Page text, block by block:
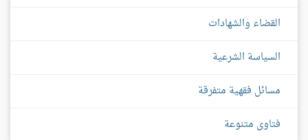
القضاء والشهادات
السياسة الشرعية
مسائل فقهية متفرقة
فتاوى متنوعة